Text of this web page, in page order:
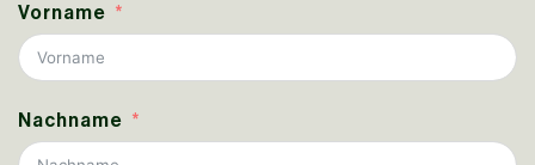
Vorname
Nachname